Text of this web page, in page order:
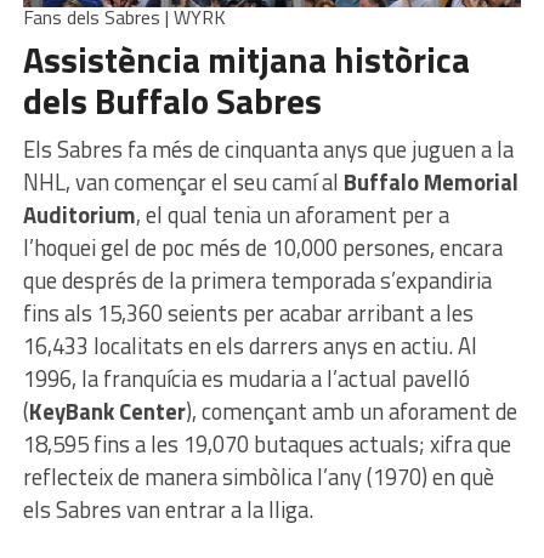
Fans dels Sabres | WYRK
Assistència mitjana històrica
dels Buffalo Sabres
Els Sabres fa més de cinquanta anys que juguen a la
NHL, van començar el seu camí al Buffalo Memorial
Auditorium, el qual tenia un aforament per a
l’hoquei gel de poc més de 10,000 persones, encara
que després de la primera temporada s’expandiria
fins als 15,360 seients per acabar arribant a les
16,433 localitats en els darrers anys en actiu. Al
1996, la franquícia es mudaria a l’actual pavelló
(KeyBank Center), començant amb un aforament de
18,595 fins a les 19,070 butaques actuals; xifra que
reflecteix de manera simbòlica l’any (1970) en què
els Sabres van entrar a la lliga.